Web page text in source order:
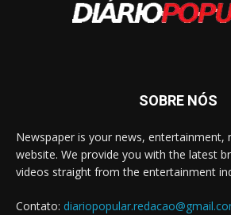
SOBRE NÓS
Newspaper is your news, entertainment,
website. We provide you with the latest
videos straight from the entertainment
Contato: